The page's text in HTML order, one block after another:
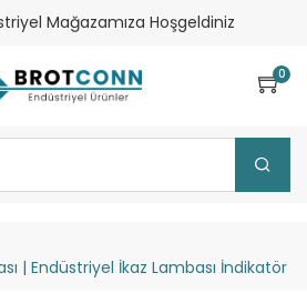
Mağazamıza Hoşgeldiniz
0
| Endüstriyel İkaz Lambası İndikatör